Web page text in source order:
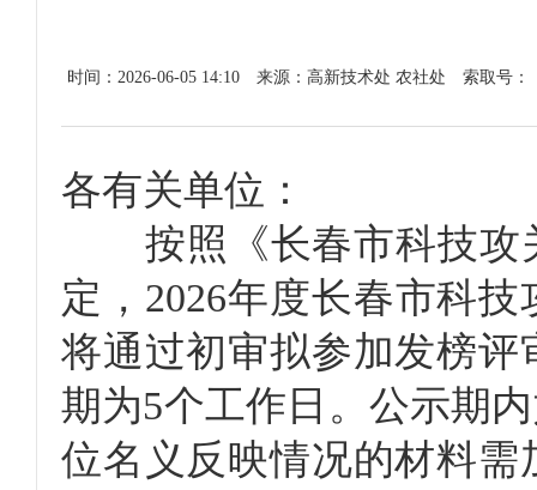
时间：2026-06-05 14:10 来源：高新技术处 农社处 索取号：
各有关单位：
按照《长春市科技攻
定，2026年度长春市科
将通过初审拟参加发榜
期为5个工作日。公示期
位名义反映情况的材料